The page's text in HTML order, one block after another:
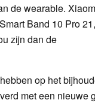
de wearable.
Band 10 Pro
zijn dan de
op het
met een nieuwe